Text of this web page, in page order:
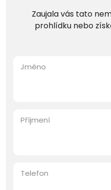
Zaujala vás tato
prohlídku nebo
Jméno
Příjmení
Telefon